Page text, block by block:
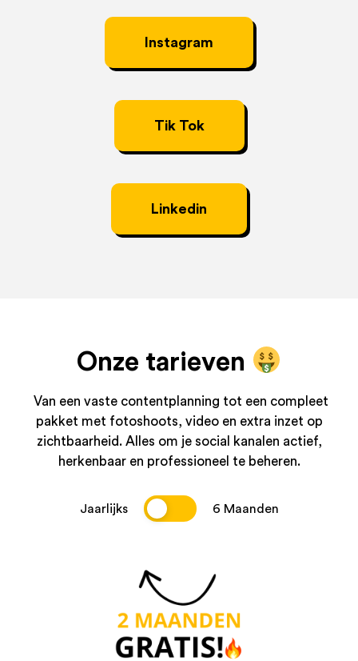
Instagram
Tik Tok
Linkedin
Onze tarieven
Van een vaste contentplanning tot een compleet
pakket met fotoshoots, video en extra inzet op
zichtbaarheid. Alles om je social kanalen actief,
herkenbaar en professioneel te beheren.
Jaarlijks 6 Maanden